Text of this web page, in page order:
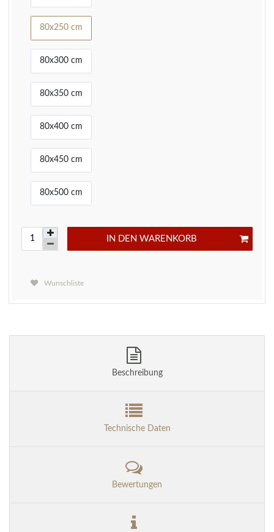
80x250 cm
80x300 cm
80x350 cm
80x400 cm
80x450 cm
80x500 cm
IN DEN WARENKORB
Wunschliste
Beschreibung
Technische Daten
Bewertungen